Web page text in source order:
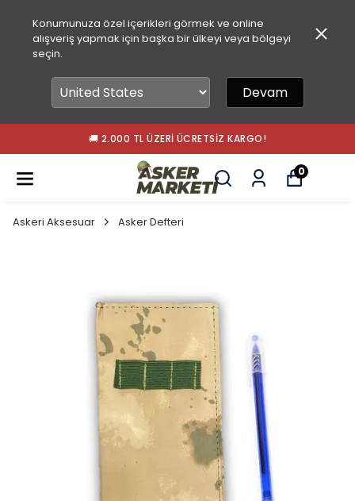
Konumunuza özel içerikleri görmek ve online
alışveriş yapmak için başka bir ülkeyi veya bölgeyi
seçin.
Devam
🚚 2.000 TL ÜZERI ÜCRETSIZ KARGO!
0
Askeri Aksesuar Asker Defteri